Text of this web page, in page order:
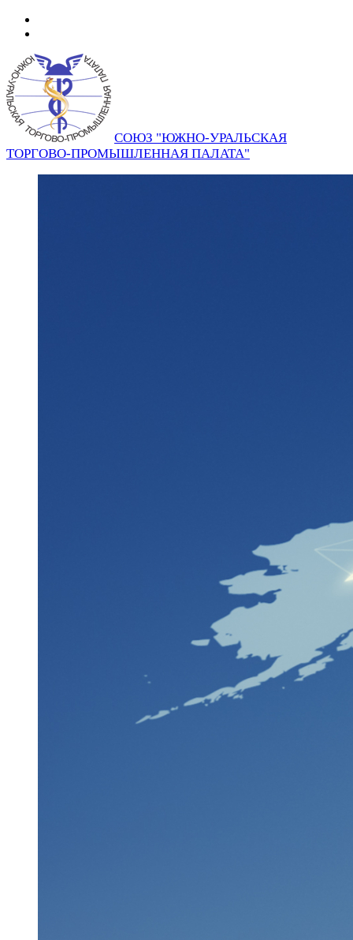
СОЮЗ "ЮЖНО-УРАЛЬСКАЯ
ТОРГОВО-ПРОМЫШЛЕННАЯ ПАЛАТА"